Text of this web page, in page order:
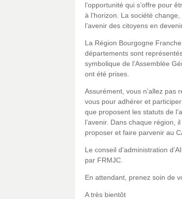
l’opportunité qui s’offre pour
à l’horizon. La société
l’avenir des citoyens en
La Région Bourgogne
départements sont
symbolique de l’Assemblée
ont été prises.
Assurément, vous n’allez pas
vous pour adhérer et
que proposent les statuts de
l’avenir. Dans chaque région,
proposer et faire parvenir au
Le conseil d’administration
par FRMJC.
En attendant, prenez soin de
A très bientôt